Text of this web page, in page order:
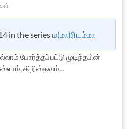
in the seriesம(மா)ரியம்மா
போர்த்தப்பட்டு முடிந்தபின்
கிறிஸ்தவம்…